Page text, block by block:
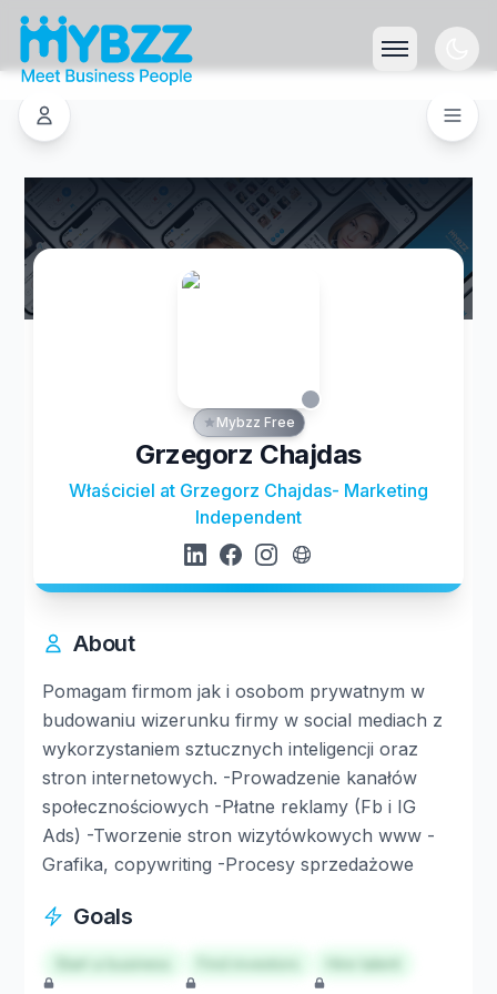
Mybzz Free
Grzegorz Chajdas
Właściciel at Grzegorz Chajdas- Marketing
Independent
About
Pomagam firmom jak i osobom prywatnym w
budowaniu wizerunku firmy w social mediach z
wykorzystaniem sztucznych inteligencji oraz
stron internetowych. -Prowadzenie kanałów
społecznościowych -Płatne reklamy (Fb i IG
Ads) -Tworzenie stron wizytówkowych www -
Grafika, copywriting -Procesy sprzedażowe
Goals
Start a business Hire talent